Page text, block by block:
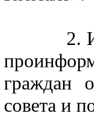
2.
граждан
совета и